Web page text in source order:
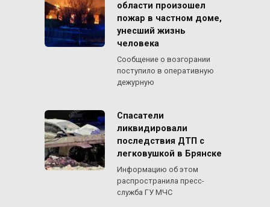
области произошел
пожар в частном доме,
унесший жизнь
человека
Сообщение о возгорании
поступило в оперативную
дежурную
Спасатели
ликвидировали
последствия ДТП с
легковушкой в Брянске
Информацию об этом
распространила пресс-
служба ГУ МЧС